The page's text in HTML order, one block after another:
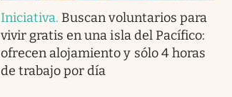
Iniciativa. Buscan voluntarios para
vivir gratis en una isla del Pacífico:
ofrecen alojamiento y sólo 4 horas
de trabajo por día